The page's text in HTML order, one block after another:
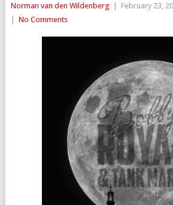
Norman van den Wildenberg February 23,
No Comments